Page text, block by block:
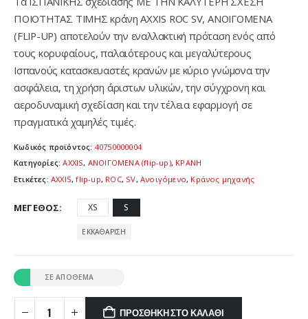
ΠΟΙΟΤΗΤΑΣ ΤΙΜΗΣ κράνη AXXIS ROC SV, ΑΝΟΙΓΟΜΕΝΑ
(FLIP-UP) αποτελούν την εναλλακτική πρόταση ενός από
τους κορυφαίους, παλαιότερους και μεγαλύτερους
Ισπανούς κατασκευαστές κρανών με κύριο γνώμονα την
ασφάλεια, τη χρήση άριστων υλικών, την σύγχρονη και
αεροδυναμική σχεδίαση και την τέλεια εφαρμογή σε
πραγματικά χαμηλές τιμές.
Κωδικός προϊόντος: 40750000004
Κατηγορίες:AXXIS, ΑΝΟΙΓΟΜΕΝΑ (flip-up), ΚΡΑΝΗ
Ετικέτες: AXXIS,flip-up, ROC, SV,Ανοιγόμενο, Κράνος μηχανής
ΜΈΓΕΘΟΣ XS S
ΕΚΚΑΘΆΡΙΣΗ
ΣΕ ΑΠΌΘΕΜΑ
ΠΡΟΣΘΉΚΗ ΣΤΟ ΚΑΛΆΘΙ